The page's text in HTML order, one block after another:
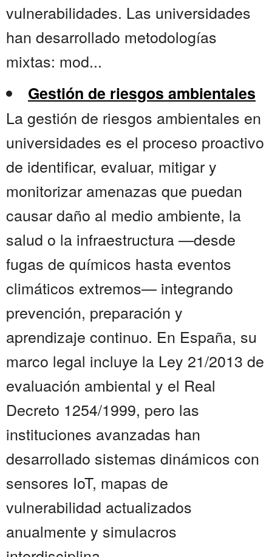
vulnerabilidades. Las universidades
han desarrollado metodologías
mixtas: mod...
Gestión de riesgos ambientales
La gestión de riesgos ambientales en
universidades es el proceso proactivo
de identificar, evaluar, mitigar y
monitorizar amenazas que puedan
causar daño al medio ambiente, la
salud o la infraestructura —desde
fugas de químicos hasta eventos
climáticos extremos— integrando
prevención, preparación y
aprendizaje continuo. En España, su
marco legal incluye la Ley 21/2013 de
evaluación ambiental y el Real
Decreto 1254/1999, pero las
instituciones avanzadas han
desarrollado sistemas dinámicos con
sensores IoT, mapas de
vulnerabilidad actualizados
anualmente y simulacros